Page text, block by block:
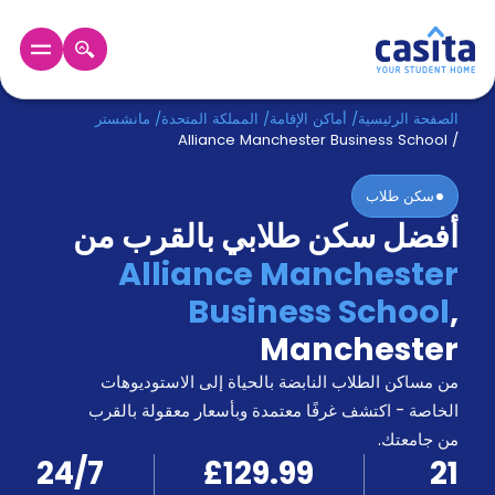
الرئيسية عربي GBP
دخول
حجز
السكن
من
نحن؟
المدونة
أخبر
أصدقائك
و
اكسب
كن
شريكا
الدعم
الصفحة الرئيسية/ أماكن الإقامة/ المملكة المتحدة/ مانشستر
/
Alliance Manchester Business School
سكن طلاب
أفضل سكن طلابي بالقرب من
Alliance Manchester
Business School,
Manchester
من مساكن الطلاب النابضة بالحياة إلى الاستوديوهات
الخاصة - اكتشف غرفًا معتمدة وبأسعار معقولة بالقرب
من جامعتك.
21
£129.99
24/7